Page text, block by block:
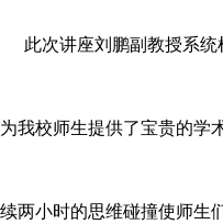
此次讲座刘鹏副教授系统
为我校师生提供了宝贵的学
续两小时的思维碰撞使师生